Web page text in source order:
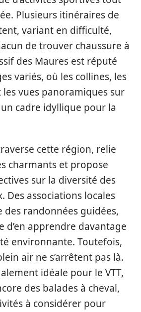
Plusieurs itinéraires de
variant en difficulté,
de trouver chaussure à
des Maures est réputé
variés, où les collines, les
vues panoramiques sur
cadre idyllique pour la
cette région, relie
charmants et propose
sur la diversité des
Des associations locales
des randonnées guidées,
d’en apprendre davantage
environnante. Toutefois,
air ne s’arrêtent pas là.
idéale pour le VTT,
des balades à cheval,
à considérer pour